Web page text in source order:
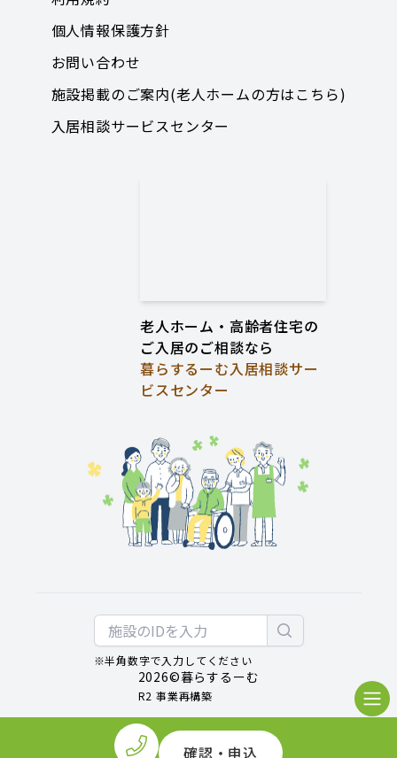
確認・申込
個人情報保護方針
お問い合わせ
施設掲載のご案内(老人ホームの方はこちら)
入居相談サービスセンター
老人ホーム・高齢者住宅の
ご入居のご相談なら
暮らするーむ入居相談サー
ビスセンター
2026©暮らするーむ
R2 事業再構築
※半角数字で入力してください